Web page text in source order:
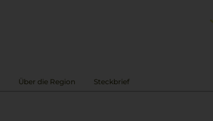
Über die Region Steckbrief